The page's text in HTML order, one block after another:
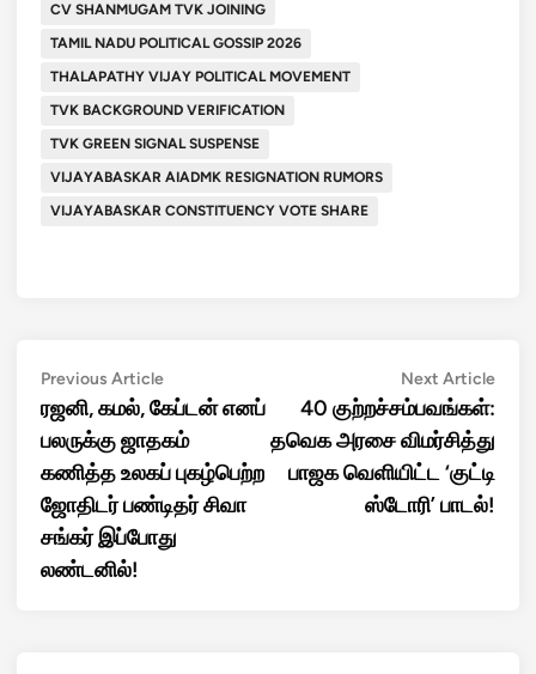
CV SHANMUGAM TVK JOINING
TAMIL NADU POLITICAL GOSSIP 2026
THALAPATHY VIJAY POLITICAL MOVEMENT
TVK BACKGROUND VERIFICATION
TVK GREEN SIGNAL SUSPENSE
VIJAYABASKAR AIADMK RESIGNATION RUMORS
VIJAYABASKAR CONSTITUENCY VOTE SHARE
Post
navigation
Previous ArticlePrevious
article:
ரஜனி, கமல், கேப்டன் எனப்
பலருக்கு ஜாதகம்
கணித்த உலகப் புகழ்பெற்ற
ஜோதிடர் பண்டிதர் சிவா
சங்கர் இப்போது
லண்டனில்!
Next ArticleNext
40 குற்றச்சம்பவங்கள்:
தவெக அரசை விமர்சித்து
பாஜக வெளியிட்ட ‘குட்டி
ஸ்டோரி’ பாடல்!